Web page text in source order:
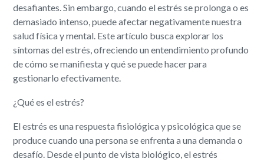
desafiantes. Sin embargo, cuando el estrés se prolonga o es
demasiado intenso, puede afectar negativamente nuestra
salud física y mental. Este artículo busca explorar los
síntomas del estrés, ofreciendo un entendimiento profundo
de cómo se manifiesta y qué se puede hacer para
gestionarlo efectivamente.
¿Qué es el estrés?
El estrés es una respuesta fisiológica y psicológica que se
produce cuando una persona se enfrenta a una demanda o
desafío. Desde el punto de vista biológico, el estrés